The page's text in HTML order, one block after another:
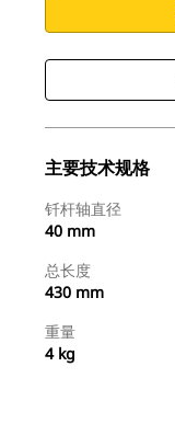
主要技术规格
钎杆轴直径
40 mm
总长度
430 mm
重量
4 kg